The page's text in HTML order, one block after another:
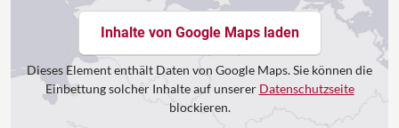
ersten Schulranzen von Mc Neill, Step by Step oder Ergobag
und für die Größeren natürlich den sehr begehrten Satch, bis
hin zu Beckmann oder ZWEI für die Studenten und
Berufseinsteiger.
Ausführliche und fachkundige Beratung sind für uns
selbstverständlich und wichtig. Auch beim Service lassen wir
Inhalte von Google Maps laden
Dieses Element enthält Daten von Google Maps. Sie können die
Einbettung solcher Inhalte auf unserer Datenschutzseite
blockieren.